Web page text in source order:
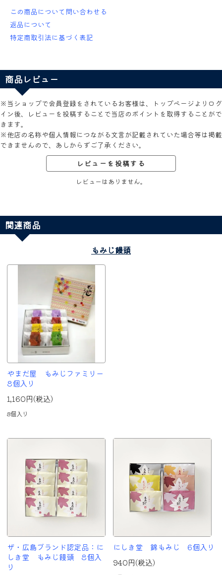
この商品について問い合わせる
返品について
特定商取引法に基づく表記
商品レビュー
※当ショップで会員登録をされているお客様は、トップページよりログ
イン後、レビューを投稿することで当店のポイントを取得することがで
きます。
※他店の名称や個人情報につながる文言が記載されていた場合等は掲載
できませんので、あしからずご了承ください。
レビューを投稿する
レビューはありません。
関連商品
もみじ饅頭
やまだ屋 もみじファミリー
8個入り
1,160円(税込)
8個入り
ザ・広島ブランド認定品：に
しき堂 もみじ饅頭 8個入
り
にしき堂 錦もみじ 6個入り
940円(税込)